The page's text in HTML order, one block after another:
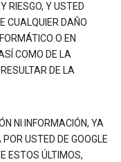
RIESGO, Y USTED
CUALQUIER DAÑO
O EN
COMO DE LA
DE LA
NI INFORMACIÓN, YA
USTED DE GOOGLE
ESTOS ÚLTIMOS,